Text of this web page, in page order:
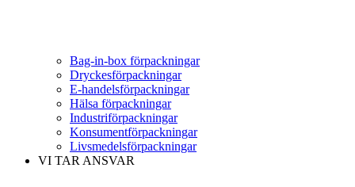
Bag-in-box förpackningar
Dryckesförpackningar
E-handelsförpackningar
Hälsa förpackningar
Industriförpackningar
Konsumentförpackningar
Livsmedelsförpackningar
VI TAR ANSVAR